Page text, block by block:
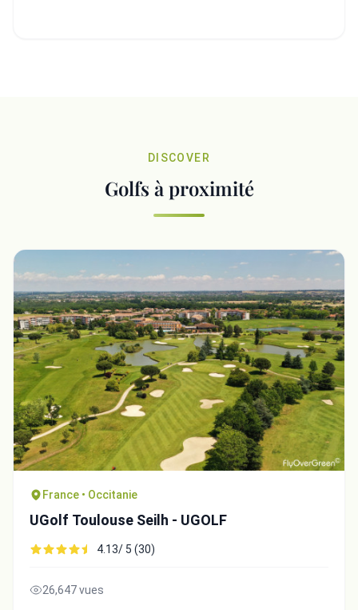
DISCOVER
Golfs à proximité
France • Occitanie
UGolf Toulouse Seilh - UGOLF
4.13/ 5 (30)
26,647 vues